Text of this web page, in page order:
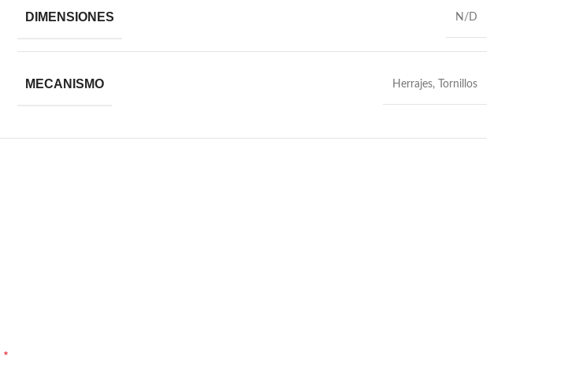
DIMENSIONES N/D
MECANISMO Herrajes, Tornillos
*